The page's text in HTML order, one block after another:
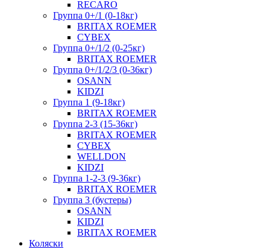
RECARO
Группа 0+/1 (0-18кг)
BRITAX ROEMER
CYBEX
Группа 0+/1/2 (0-25кг)
BRITAX ROEMER
Группа 0+/1/2/3 (0-36кг)
OSANN
KIDZI
Группа 1 (9-18кг)
BRITAX ROEMER
Группа 2-3 (15-36кг)
BRITAX ROEMER
CYBEX
WELLDON
KIDZI
Группа 1-2-3 (9-36кг)
BRITAX ROEMER
Группа 3 (бустеры)
OSANN
KIDZI
BRITAX ROEMER
Коляски